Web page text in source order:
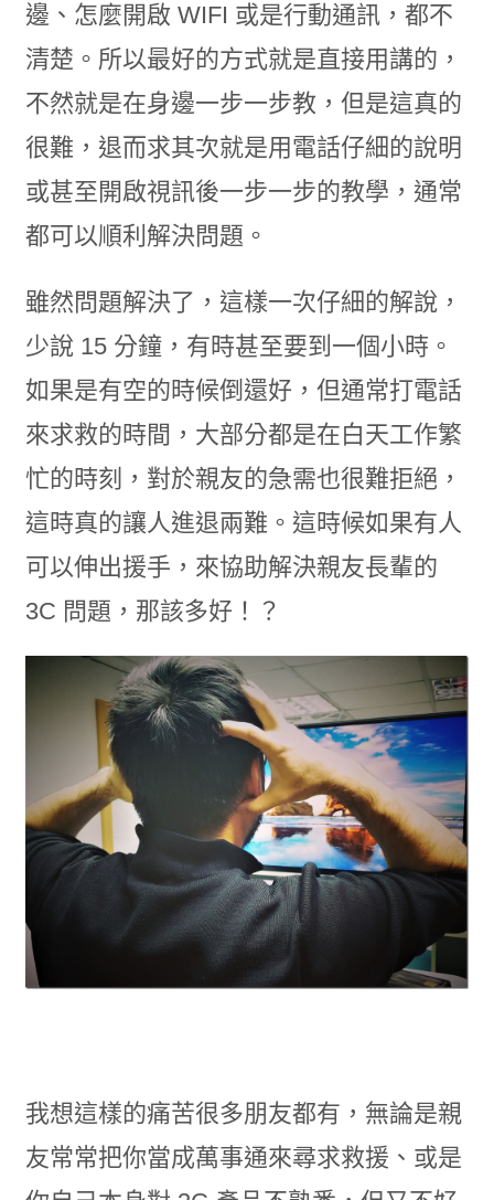
邊、怎麼開啟 WIFI 或是行動通訊，都不
清楚。所以最好的方式就是直接用講的，
不然就是在身邊一步一步教，但是這真的
很難，退而求其次就是用電話仔細的說明
或甚至開啟視訊後一步一步的教學，通常
都可以順利解決問題。
雖然問題解決了，這樣一次仔細的解說，
少說 15 分鐘，有時甚至要到一個小時。
如果是有空的時候倒還好，但通常打電話
來求救的時間，大部分都是在白天工作繁
忙的時刻，對於親友的急需也很難拒絕，
這時真的讓人進退兩難。這時候如果有人
可以伸出援手，來協助解決親友長輩的
3C 問題，那該多好！？
我想這樣的痛苦很多朋友都有，無論是親
友常常把你當成萬事通來尋求救援、或是